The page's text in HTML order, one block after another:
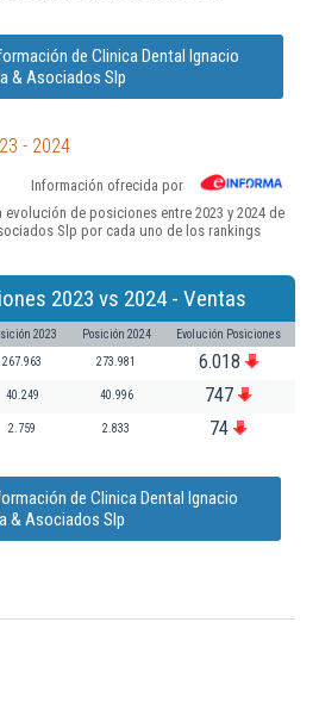
de Clinica Dental Ignacio
& Asociados Slp
- 2024
Información ofrecida por
de posiciones entre 2023 y 2024 de
Slp por cada uno de los rankings
2023 vs 2024 - Ventas
2023 Posición 2024 Evolución Posiciones
267.963 273.981 6.018
40.249 40.996 747
2.759 2.833 74
de Clinica Dental Ignacio
& Asociados Slp